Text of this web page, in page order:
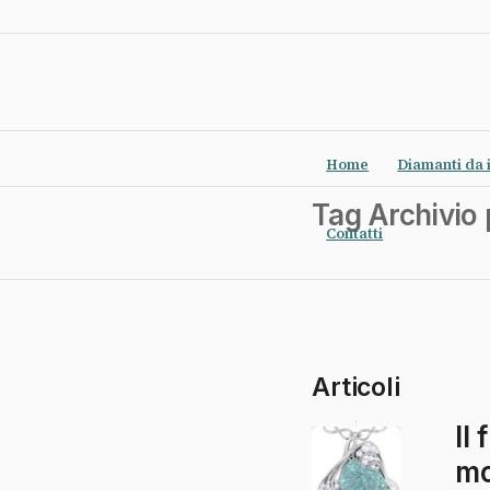
Home Diamanti da
Contatti
Tag Archivio
Articoli
Il